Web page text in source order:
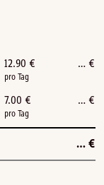
12.90 €
pro Tag
… €
7.00 €
pro Tag
… €
… €